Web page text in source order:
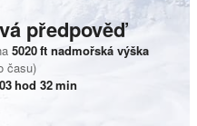
předpověď
5020ft nadmořská výška
času)
03hod 32min